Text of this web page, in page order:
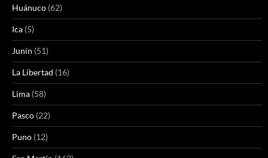
Huánuco (62)
Ica (5)
Junín (51)
La Libertad (16)
Lima (58)
Pasco (22)
Puno (12)